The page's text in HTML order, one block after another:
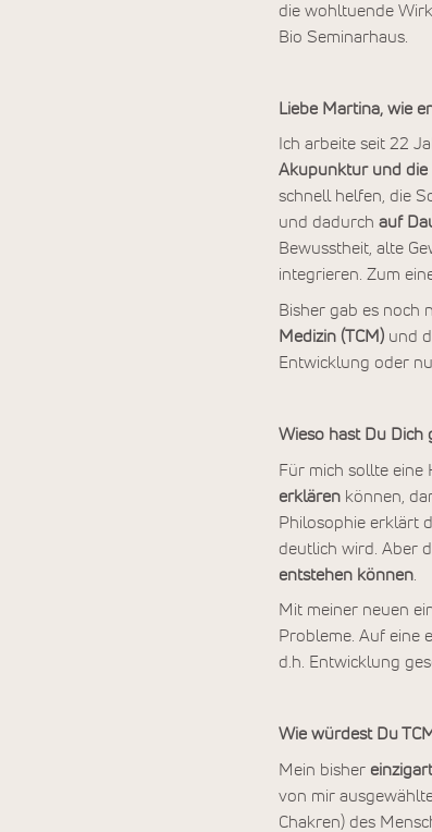
die wohltuende
Bio Seminarhaus.
Liebe Martina, wie
Ich arbeite seit 22
Akupunktur und die
schnell helfen, die
und dadurch auf
Bewusstheit, alte
integrieren. Zum
Bisher gab es noch
Medizin (TCM) und
Entwicklung oder
Wieso hast Du Dich
Für mich sollte eine
erklären können,
Philosophie erklärt
deutlich wird. Aber
entstehen können
Mit meiner neuen
Probleme. Auf eine
d.h. Entwicklung
Wie würdest Du
Mein bisher
von mir
Chakren) des